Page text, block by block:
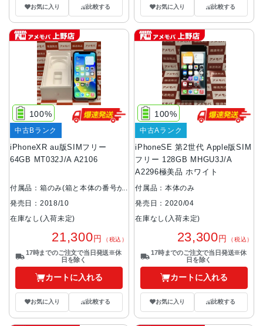
お気に入り 比較する お気に入り 比較する
iPhoneXR au版SIMフリー
64GB MT032J/A A2106
100%
中古Bランク
付属品：箱のみ(箱と本体の番号が
異なります。)
発売日：2018/10
在庫なし(入荷未定)
21,300円 （税込）
17時までのご注文で当日発送※休
日を除く
カートに入れる
お気に入り 比較する
iPhoneSE 第2世代 Apple版SIM
フリー 128GB MHGU3J/A
A2296極美品 ホワイト
100%
中古Aランク
付属品：本体のみ
発売日：2020/04
在庫なし(入荷未定)
23,300円 （税込）
17時までのご注文で当日発送※休
日を除く
カートに入れる
お気に入り 比較する